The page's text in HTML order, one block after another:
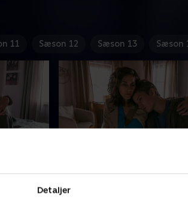
Detaljer
11 Sæson 12 Sæson 13 Sæson
det
17-årige Noah opsøger